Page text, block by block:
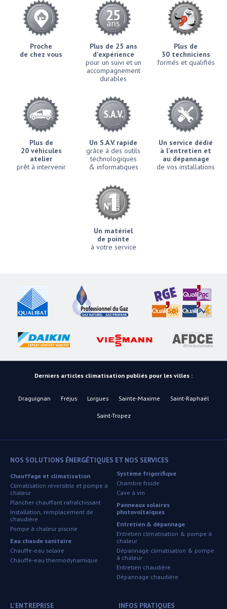
Proche
de chez vous
Plus de 25 ans
d'expérience
pour un suivi et un
accompagnement
durables
Plus de
30 techniciens
formés et qualifiés
Plus de
20 véhicules
atelier
prêt à intervenir
Un S.A.V. rapide
grâce à des outils
technologiques
& informatiques
Un service dédié
à l'entretien et
au dépannage
de vos installations
Un matériel
de pointe
à votre service
Derniers articles climatisation publiés pour les villes :
Draguignan Fréjus Lorgues Sainte-Maxime Saint-Raphaël
Saint-Tropez
L'ENTREPRISE
NOS SOLUTIONS ÉNERGÉTIQUES ET NOS SERVICES
Chauffage et climatisation
Climatisation réversible et pompe à
chaleur
Plancher chauffant rafraîchissant
Installation, remplacement de
chaudière
Pompe à chaleur piscine
Eau chaude sanitaire
Chauffe-eau solaire
Chauffe-eau thermodynamique
Système frigorifique
Chambre froide
Cave à vin
Panneaux solaires
photovoltaïques
Entretien & dépannage
Entretien climatisation & pompe à
chaleur
Dépannage climatisation & pompe
à chaleur
Entretien chaudière
Dépannage chaudière
INFOS PRATIQUES